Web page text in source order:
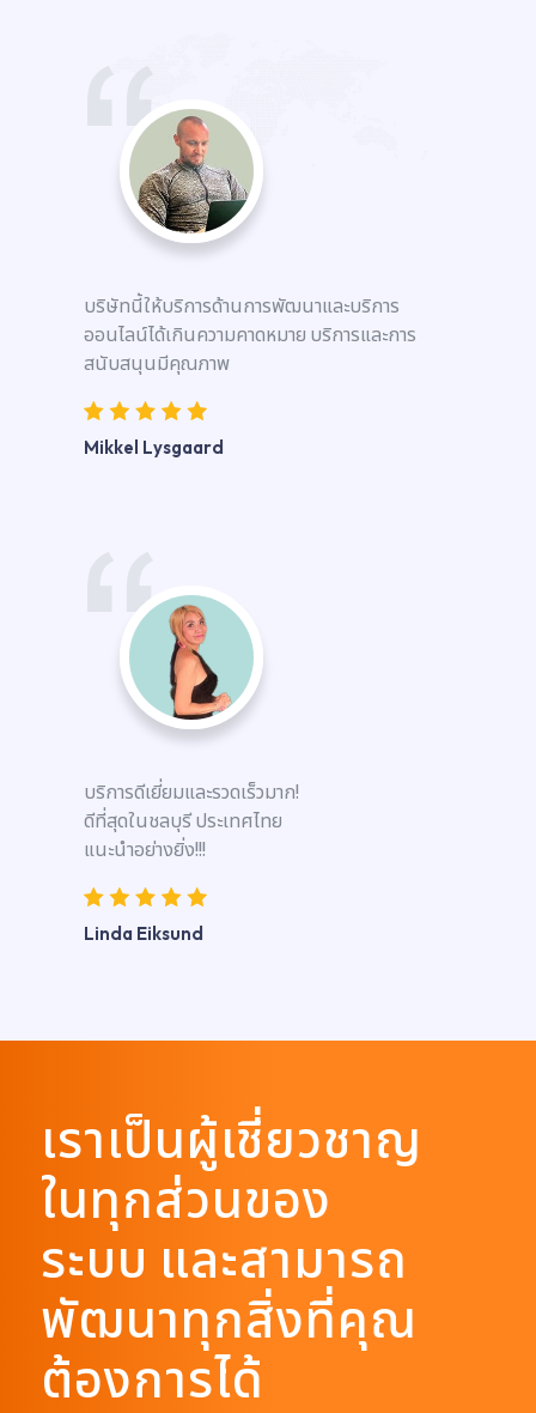
บริษัทนี้ให้บริการด้านการพัฒนาและบริการ
ออนไลน์ได้เกินความคาดหมาย บริการและการ
สนับสนุนมีคุณภาพ
Mikkel Lysgaard
บริการดีเยี่ยมและรวดเร็วมาก!
ดีที่สุดในชลบุรี ประเทศไทย
แนะนำอย่างยิ่ง!!!
Linda Eiksund
เราเป็นผู้เชี่ยวชาญ
ในทุกส่วนของ
ระบบ และสามารถ
พัฒนาทุกสิ่งที่คุณ
ต้องการได้